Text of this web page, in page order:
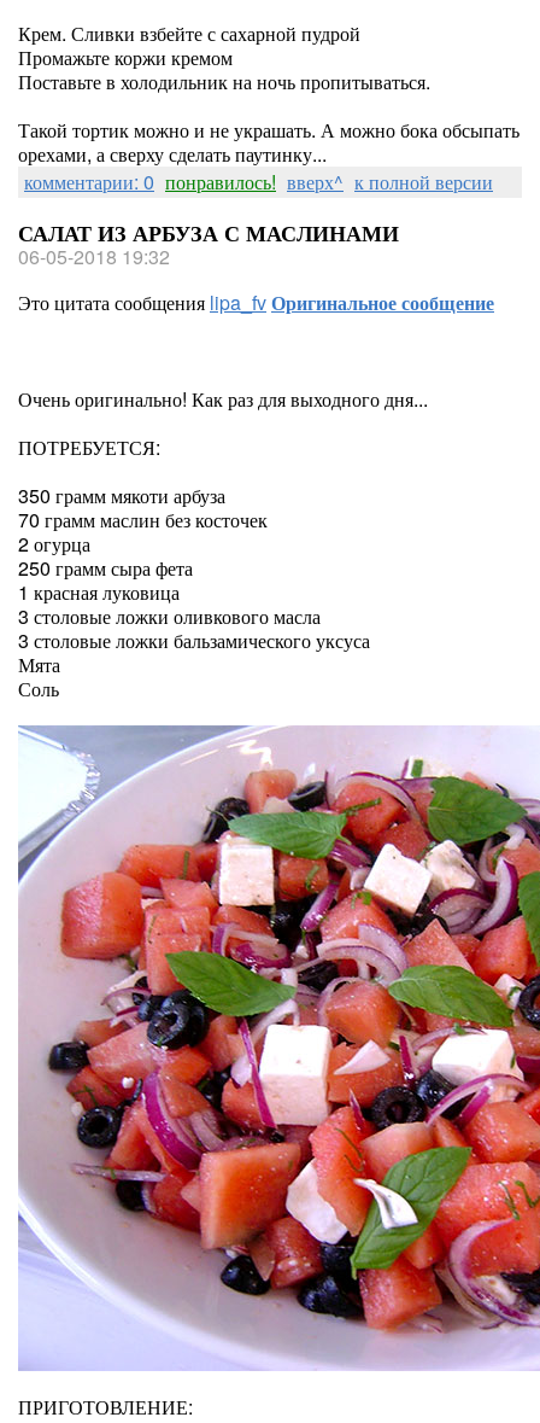
Крем. Сливки взбейте с сахарной пудрой
Промажьте коржи кремом
Поставьте в холодильник на ночь пропитываться.
Такой тортик можно и не украшать. А можно бока обсыпать
орехами, а сверху сделать паутинку...
комментарии: 0 понравилось! вверх^ к полной версии
САЛАТ ИЗ АРБУЗА С МАСЛИНАМИ
06-05-2018 19:32
Это цитата сообщения lipa_fvОригинальное сообщение
Очень оригинально! Как раз для выходного дня...
ПОТРЕБУЕТСЯ:
350 грамм мякоти арбуза
70 грамм маслин без косточек
2 огурца
250 грамм сыра фета
1 красная луковица
3 столовые ложки оливкового масла
3 столовые ложки бальзамического уксуса
Мята
Соль
ПРИГОТОВЛЕНИЕ: